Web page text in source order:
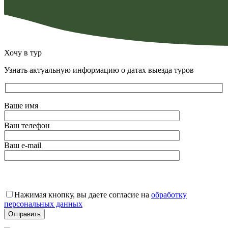
Хочу в тур
Узнать актуальную информацию о датах выезда туров
Ваше имя
Ваш телефон
Ваш e-mail
это
поле
пустым.
Нажимая кнопку, вы даете согласие на обработку
персональных данных